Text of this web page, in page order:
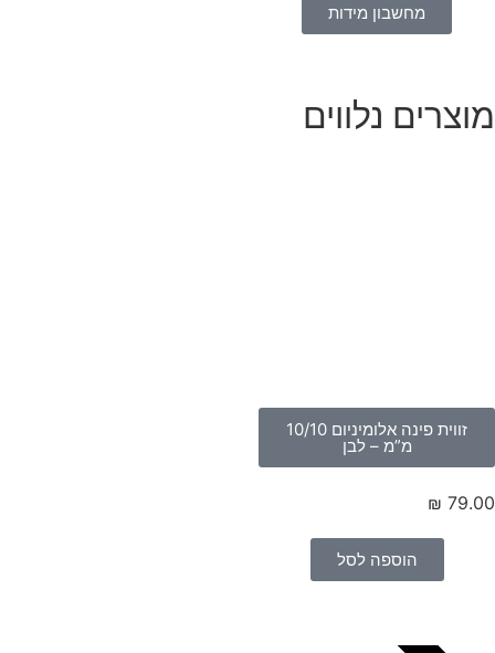
מחשבון מידות
נלווים
זווית פינה אלומיניום 10/10
מ”מ – לבן
₪
הוספה לסל